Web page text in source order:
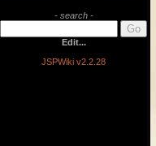
- search -
Edit...
JSPWiki v2.2.28